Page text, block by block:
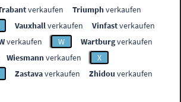
verkaufen Triumphverkaufen
Vauxhallverkaufen Vinfastverkaufen
verkaufen W Wartburgverkaufen
Wiesmannverkaufen
X
Zastavaverkaufen Zhidou verkaufen